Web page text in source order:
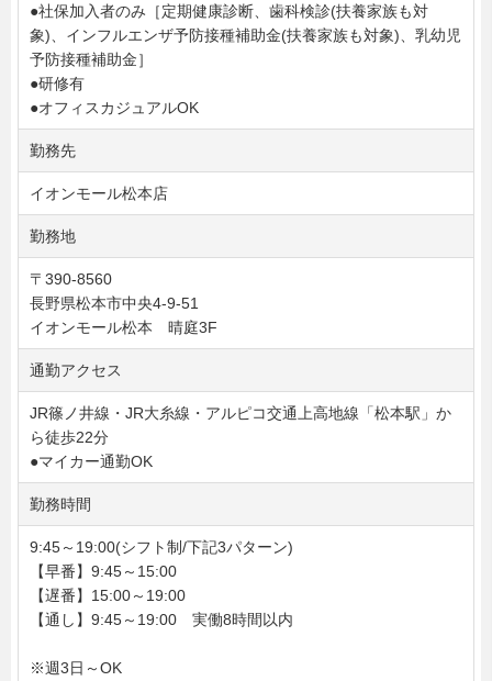
●社保加入者のみ［定期健康診断、歯科検診(扶養家族も対
象)、インフルエンザ予防接種補助金(扶養家族も対象)、乳幼児
予防接種補助金］
●研修有
●オフィスカジュアルOK
勤務先
イオンモール松本店
勤務地
〒390-8560
長野県松本市中央4-9-51
イオンモール松本 晴庭3F
通勤アクセス
JR篠ノ井線・JR大糸線・アルピコ交通上高地線「松本駅」か
ら徒歩22分
●マイカー通勤OK
勤務時間
9:45～19:00(シフト制/下記3パターン)
【早番】9:45～15:00
【遅番】15:00～19:00
【通し】9:45～19:00 実働8時間以内
※週3日～OK